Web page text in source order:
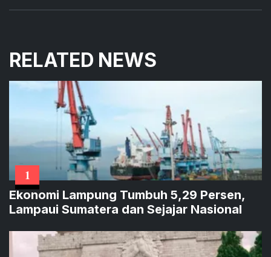
RELATED NEWS
1
Ekonomi Lampung Tumbuh 5,29 Persen,
Lampaui Sumatera dan Sejajar Nasional